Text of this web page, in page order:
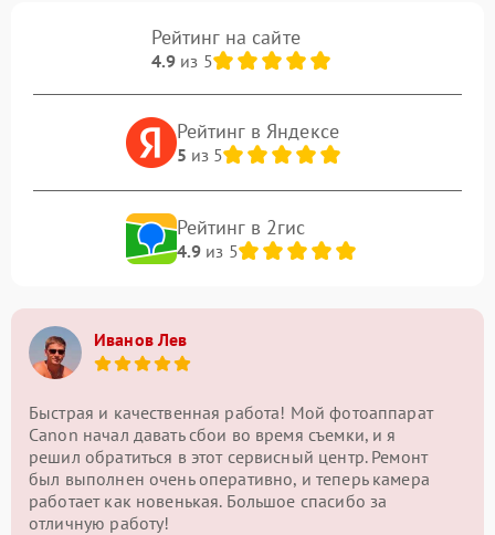
Рейтинг на сайте
4.9из 5
Рейтинг в Яндексе
5 из 5
Рейтинг в 2гис
4.9из 5
Иванов Лев
Быстрая и качественная работа! Мой фотоаппарат
Canon начал давать сбои во время съемки, и я
решил обратиться в этот сервисный центр. Ремонт
был выполнен очень оперативно, и теперь камера
работает как новенькая. Большое спасибо за
отличную работу!